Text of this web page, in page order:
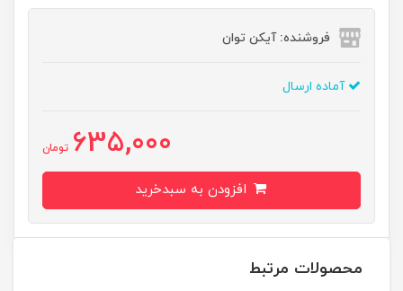
فروشنده: آیکن توان
آماده ارسال
635,000 تومان
محصولات مرتبط